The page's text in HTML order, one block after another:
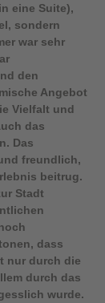
eine Suite),
sondern
war sehr
den
Angebot
Vielfalt und
das
Das
freundlich,
beitrug.
Stadt
dass
nur durch die
durch das
wurde.